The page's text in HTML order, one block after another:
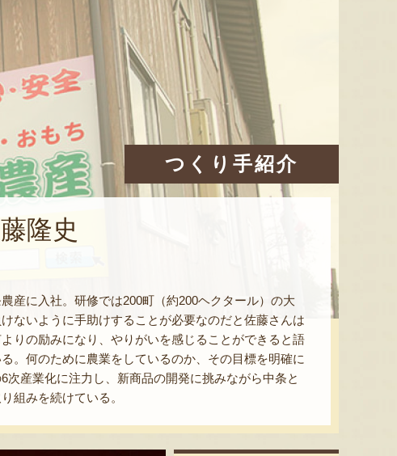
つくり手紹介
隆史
産に入社。研修では200町（約200ヘクタール）の大
ないように手助けすることが必要なのだと佐藤さんは
りの励みになり、やりがいを感じることができると語
。何のために農業をしているのか、その目標を明確に
産業化に注力し、新商品の開発に挑みながら中条と
組みを続けている。